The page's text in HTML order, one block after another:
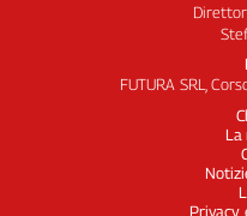
FUTURA SRL,
La
Privacy